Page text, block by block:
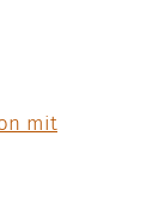
mit